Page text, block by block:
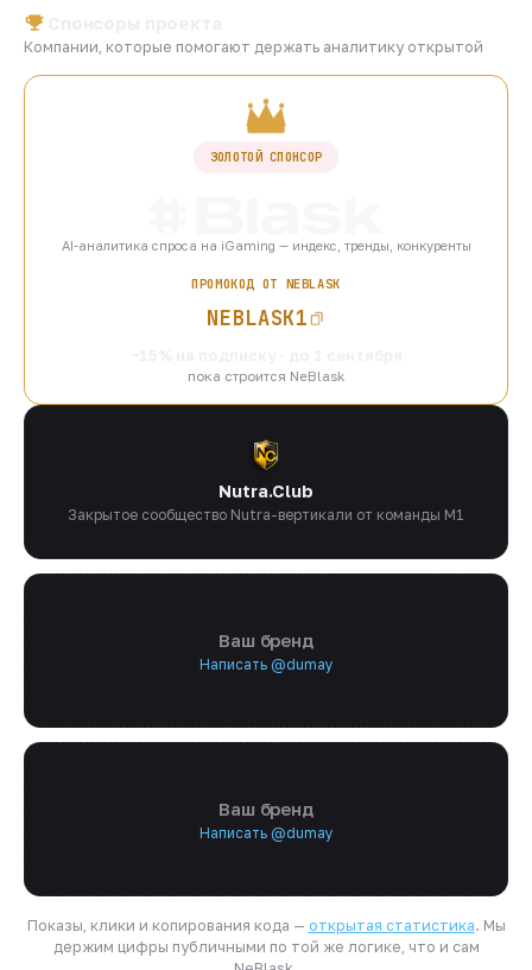
Компании, которые помогают держать аналитику открытой
ЗОЛОТОЙ СПОНСОР
AI-аналитика спроса на iGaming — индекс, тренды, конкуренты
ПРОМОКОД ОТ NEBLASK
NEBLASK1
пока строится NeBlask
Nutra.Club
Закрытое сообщество Nutra-вертикали от команды M1
Ваш бренд
Написать @dumay
Ваш бренд
Написать @dumay
Показы, клики и копирования кода — открытая статистика. Мы
держим цифры публичными по той же логике, что и сам